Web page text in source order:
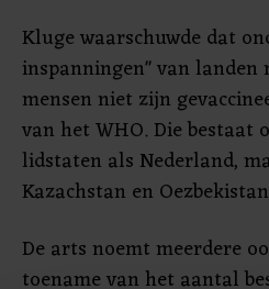
Kluge waarschuwde dat
inspanningen" van landen
mensen niet zijn
van het WHO. Die bestaat
lidstaten als Nederland,
Kazachstan en
De arts noemt meerdere
toename van het aantal